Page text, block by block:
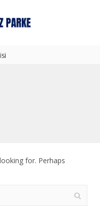
for. Perhaps